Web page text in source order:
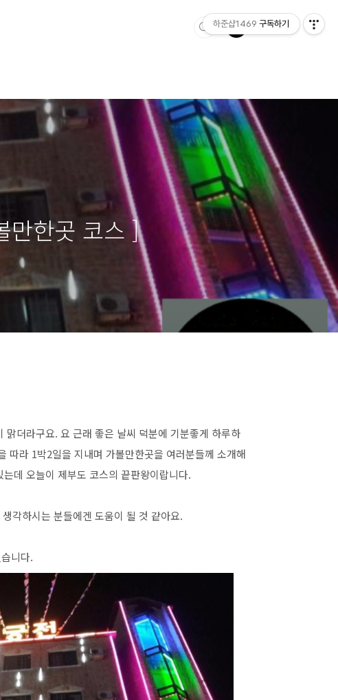
만한곳 코스 ]
더라구요. 요 근래 좋은 날씨 덕분에 기분좋게 하루하
따라 1박2일을 지내며 가볼만한곳을 여러분들께 소개해
데 오늘이 제부도 코스의 끝판왕이랍니다.
각하시는 분들에겐 도움이 될 것 같아요.
니다.
하준샵1469 구독하기